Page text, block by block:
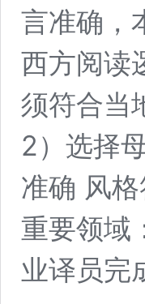
言准确，
西方阅读
须符合当
2）选择
准确 风
重要领域
业译员